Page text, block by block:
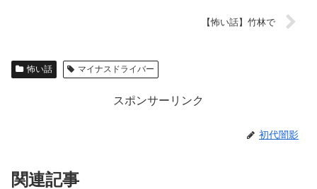
【怖い話】竹林で
怖い話 マイナスドライバー
スポンサーリンク
初代闇影
関連記事